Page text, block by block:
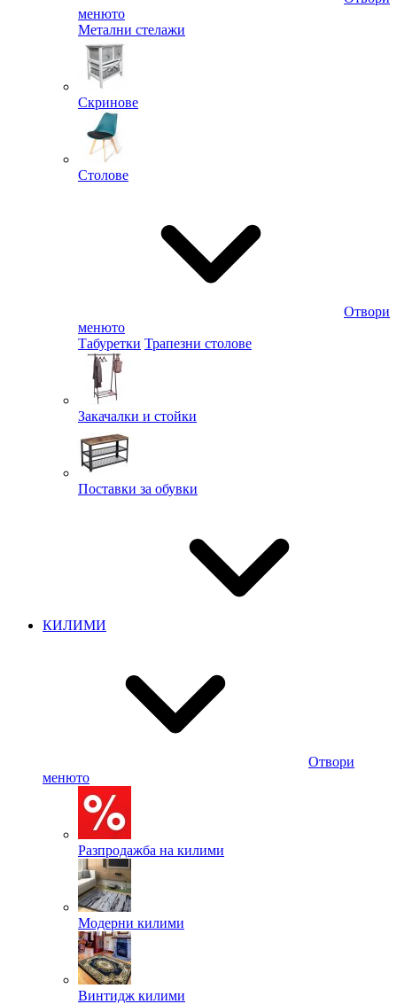
менюто
Метални стелажи
Скринове
Столове
Отвори
менюто
Табуретки Трапезни столове
Закачалки и стойки
Поставки за обувки
КИЛИМИ
Отвори
менюто
Разпродажба на килими
Модерни килими
Винтидж килими